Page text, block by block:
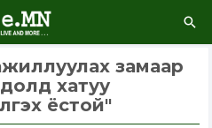
замаар
хатуу
ёстой"